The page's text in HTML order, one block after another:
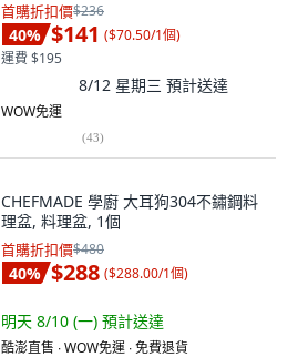
首購折扣價$236
40% $141 ($70.50/1個)
運費 $195
8/12 星期三 預計送達
WOW免運
(43)
CHEFMADE 學廚 大耳狗304不鏽鋼料
理盆, 料理盆, 1個
首購折扣價$480
40% $288 ($288.00/1個)
明天 8/10 (一) 預計送達
酷澎直售 ∙ WOW免運 ∙ 免費退貨